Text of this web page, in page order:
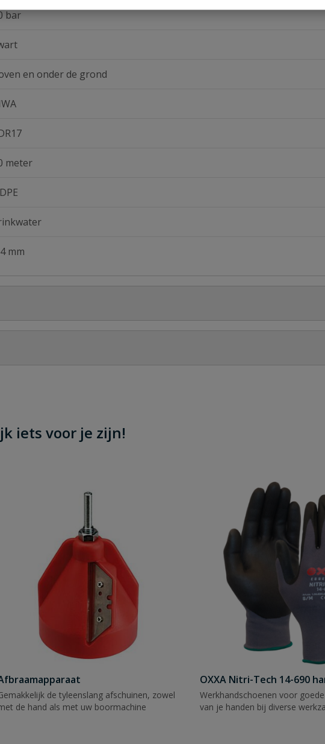
bar
en onder de grond
meter
mm
iets voor je zijn!
de tyleenslang afschuinen, zowel
de hand als met uw boormachine
OXXA Nitri-Tech 14-690
Werkhandschoenen voor
van je handen bij diverse